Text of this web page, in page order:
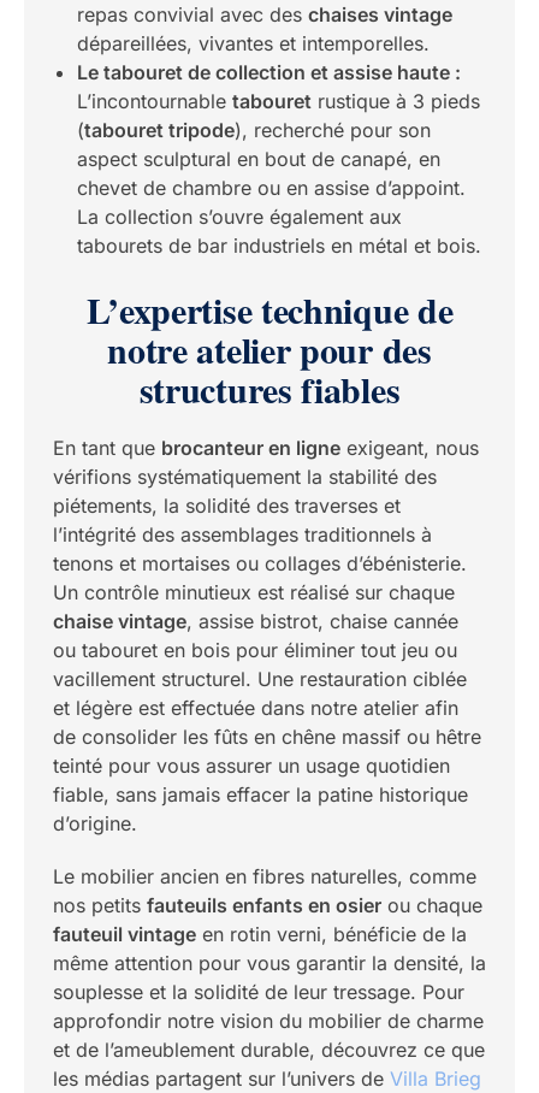
repas convivial avec des chaises vintage
dépareillées, vivantes et intemporelles.
Le tabouret de collection et assise haute :
L’incontournable tabouret rustique à 3 pieds
(tabouret tripode), recherché pour son
aspect sculptural en bout de canapé, en
chevet de chambre ou en assise d’appoint.
La collection s’ouvre également aux
tabourets de bar industriels en métal et bois.
L’expertise technique de
notre atelier pour des
structures fiables
En tant que brocanteur en ligne exigeant, nous
vérifions systématiquement la stabilité des
piétements, la solidité des traverses et
l’intégrité des assemblages traditionnels à
tenons et mortaises ou collages d’ébénisterie.
Un contrôle minutieux est réalisé sur chaque
chaise vintage, assise bistrot, chaise cannée
ou tabouret en bois pour éliminer tout jeu ou
vacillement structurel. Une restauration ciblée
et légère est effectuée dans notre atelier afin
de consolider les fûts en chêne massif ou hêtre
teinté pour vous assurer un usage quotidien
fiable, sans jamais effacer la patine historique
d’origine.
Le mobilier ancien en fibres naturelles, comme
nos petits fauteuils enfants en osier ou chaque
fauteuil vintage en rotin verni, bénéficie de la
même attention pour vous garantir la densité, la
souplesse et la solidité de leur tressage. Pour
approfondir notre vision du mobilier de charme
et de l’ameublement durable, découvrez ce que
les médias partagent sur l’univers de Villa Brieg